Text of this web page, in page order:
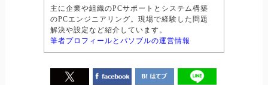
主に企業や組織のPCサポートとシステム構築
のPCエンジニアリング。現場で経験した問題
解決や設定など紹介しています。
筆者プロフィールとパソブルの運営情報